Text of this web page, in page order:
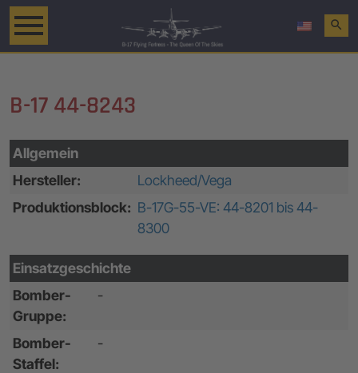
search
B-17 44-8243
Allgemein
Hersteller:
Lockheed/Vega
Produktionsblock: B-17G-55-VE: 44-8201 bis 44-
8300
Einsatzgeschichte
Bomber-
Gruppe:
-
Bomber-
Staffel:
-